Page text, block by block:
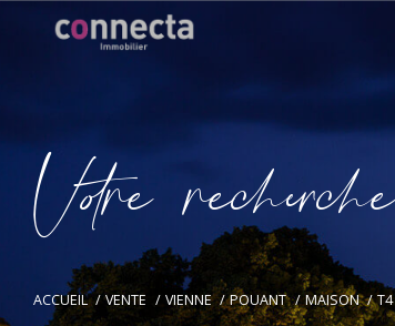
Vore recece
ACCUEIL VENTE VIENNE POUANT MAISON T4